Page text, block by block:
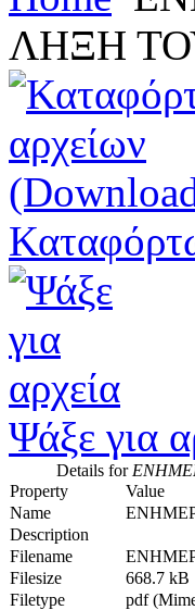
ΛΗΞΗ
Ψάξε για
Details for
Property
Value
Name
Description
Filename
Filesize
668.7 kB
Filetype
pdf